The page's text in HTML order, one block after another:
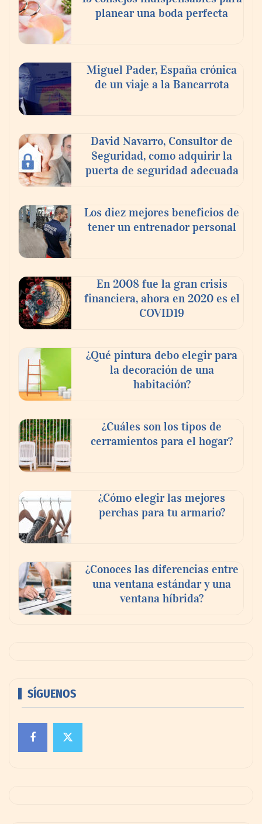
mejoran su motivación, fluidez y logro de
objetivos, según un estudio
COSITAL valora positivamente el nuevo
modelo de colaboración para reforzar la
capacidad técnica de los ayuntamientos
planear una boda perfecta
Miguel Pader, España crónica
de un viaje a la Bancarrota
David Navarro, Consultor de
Seguridad, como adquirir la
puerta de seguridad adecuada
Los diez mejores beneficios de
tener un entrenador personal
En 2008 fue la gran crisis
financiera, ahora en 2020 es el
COVID19
¿Qué pintura debo elegir para
la decoración de una
habitación?
¿Cuáles son los tipos de
cerramientos para el hogar?
¿Cómo elegir las mejores
perchas para tu armario?
¿Conoces las diferencias entre
una ventana estándar y una
ventana híbrida?
SÍGUENOS